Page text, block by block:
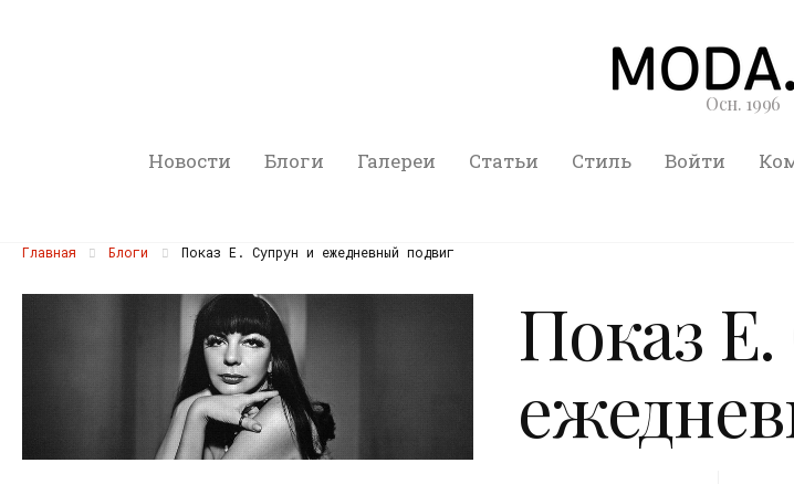
Осн. 1996
Новости Блоги Галереи Статьи Стиль Войти
Главная Блоги Показ Е. Супрун и ежедневный подвиг
Показ